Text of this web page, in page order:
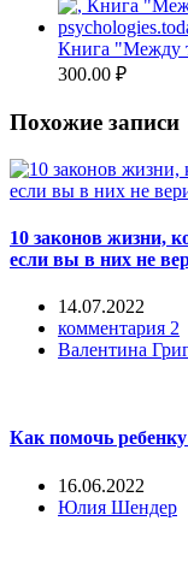
Книга "Между
300.00 ₽
Похожие записи
10 законов жизни,
если вы в них не
14.07.2022
комментария 2
Валентина
Как помочь ребенку
16.06.2022
Юлия Шендер